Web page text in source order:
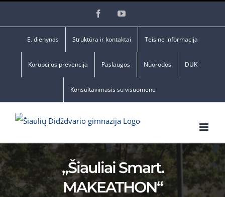
FacebookYouTube
E. dienynas Struktūra ir kontaktai Teisinė informacija
Korupcijos prevencija Paslaugos Nuorodos DUK
Konsultavimasis su visuomene
„Šiauliai Smart.
MAKEATHON“